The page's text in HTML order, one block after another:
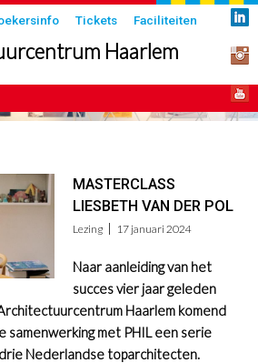
Tickets
Faciliteiten
Haarlem
MASTERCLASS
LIESBETH VAN DER POL
Lezing 17 januari 2024
Naar aanleiding van het
succes vier jaar geleden
Haarlem komend
samenwerking met PHIL een serie
Nederlandse toparchitecten.